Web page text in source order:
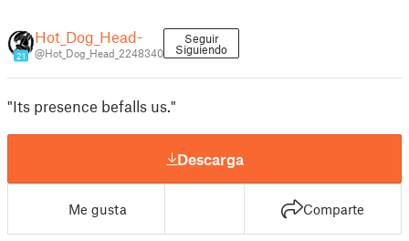
21
Hot_Dog_Head-
@Hot_Dog_Head_2248340
Seguir
Siguiendo
"Its presence befalls us."
Descarga
Me gusta Comparte